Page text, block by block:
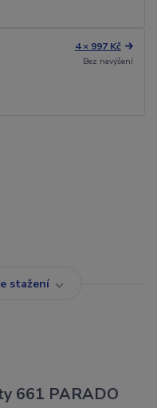
4 × 997 Kč
Bez navýšení
stažení
661 PARADO